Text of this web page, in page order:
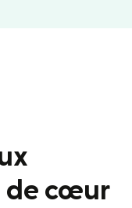
de cœur